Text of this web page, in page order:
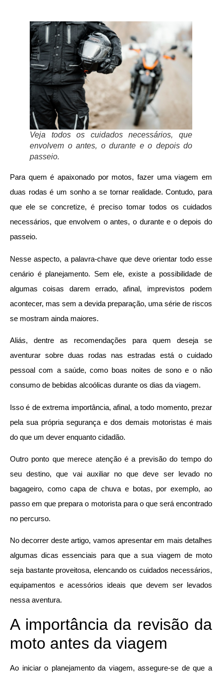
Veja todos os cuidados necessários, que
envolvem o antes, o durante e o depois do
passeio.
Para quem é apaixonado por motos, fazer uma viagem em
duas rodas é um sonho a se tornar realidade. Contudo, para
que ele se concretize, é preciso tomar todos os cuidados
necessários, que envolvem o antes, o durante e o depois do
passeio.
Nesse aspecto, a palavra-chave que deve orientar todo esse
cenário é planejamento. Sem ele, existe a possibilidade de
algumas coisas darem errado, afinal, imprevistos podem
acontecer, mas sem a devida preparação, uma série de riscos
se mostram ainda maiores.
Aliás, dentre as recomendações para quem deseja se
aventurar sobre duas rodas nas estradas está o cuidado
pessoal com a saúde, como boas noites de sono e o não
consumo de bebidas alcoólicas durante os dias da viagem.
Isso é de extrema importância, afinal, a todo momento, prezar
pela sua própria segurança e dos demais motoristas é mais
do que um dever enquanto cidadão.
Outro ponto que merece atenção é a previsão do tempo do
seu destino, que vai auxiliar no que deve ser levado no
bagageiro, como capa de chuva e botas, por exemplo, ao
passo em que prepara o motorista para o que será encontrado
no percurso.
No decorrer deste artigo, vamos apresentar em mais detalhes
algumas dicas essenciais para que a sua viagem de moto
seja bastante proveitosa, elencando os cuidados necessários,
equipamentos e acessórios ideais que devem ser levados
nessa aventura.
A importância da revisão da
moto antes da viagem
Ao iniciar o planejamento da viagem, assegure-se de que a